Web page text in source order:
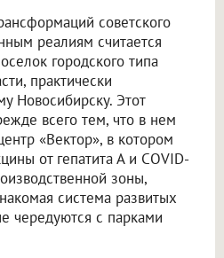
советского
реалиям считается
городского типа
практически
Новосибирску. Этот
всего тем, что в нем
«Вектор», в котором
от гепатита А и COVID-
зоны,
система развитых
чередуются с парками